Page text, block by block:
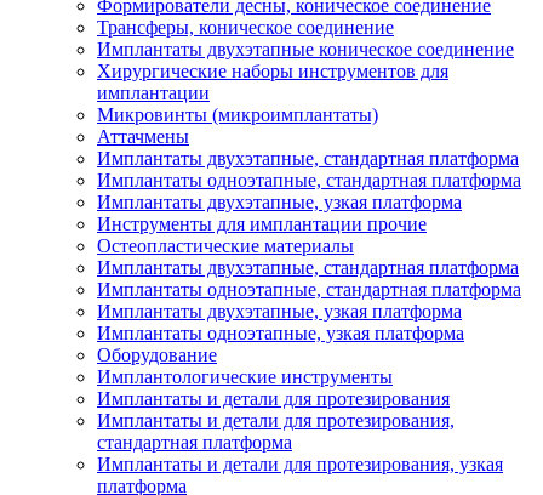
Формирователи десны, коническое соединение
Трансферы, коническое соединение
Имплантаты двухэтапные коническое соединение
Хирургические наборы инструментов для
имплантации
Микровинты (микроимплантаты)
Аттачмены
Имплантаты двухэтапные, стандартная платформа
Имплантаты одноэтапные, стандартная платформа
Имплантаты двухэтапные, узкая платформа
Инструменты для имплантации прочие
Остеопластические материалы
Имплантаты двухэтапные, стандартная платформа
Имплантаты одноэтапные, стандартная платформа
Имплантаты двухэтапные, узкая платформа
Имплантаты одноэтапные, узкая платформа
Оборудование
Имплантологические инструменты
Имплантаты и детали для протезирования
Имплантаты и детали для протезирования,
стандартная платформа
Имплантаты и детали для протезирования, узкая
платформа